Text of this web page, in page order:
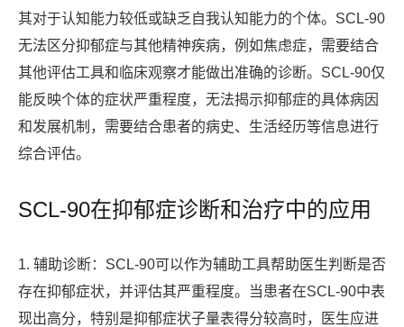
其对于认知能力较低或缺乏自我认知能力的个体。SCL-90
无法区分抑郁症与其他精神疾病，例如焦虑症，需要结合
其他评估工具和临床观察才能做出准确的诊断。SCL-90仅
能反映个体的症状严重程度，无法揭示抑郁症的具体病因
和发展机制，需要结合患者的病史、生活经历等信息进行
综合评估。
SCL-90在抑郁症诊断和治疗中的应用
1. 辅助诊断：SCL-90可以作为辅助工具帮助医生判断是否
存在抑郁症状，并评估其严重程度。当患者在SCL-90中表
现出高分，特别是抑郁症状子量表得分较高时，医生应进